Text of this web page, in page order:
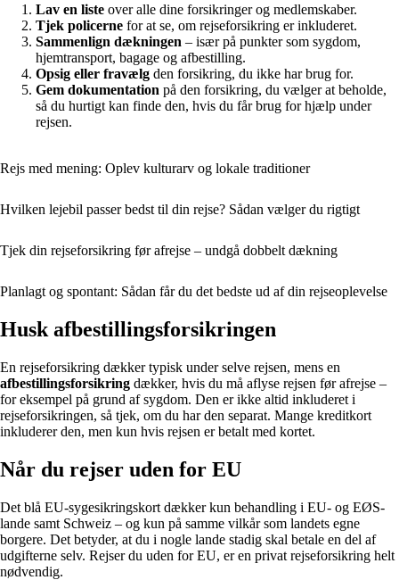
Lav en liste over alle dine forsikringer og medlemskaber.
Tjek policerne for at se, om rejseforsikring er inkluderet.
Sammenlign dækningen – især på punkter som sygdom,
hjemtransport, bagage og afbestilling.
Opsig eller fravælg den forsikring, du ikke har brug for.
Gem dokumentation på den forsikring, du vælger at beholde,
så du hurtigt kan finde den, hvis du får brug for hjælp under
rejsen.
Rejs med mening: Oplev kulturarv og lokale traditioner
Hvilken lejebil passer bedst til din rejse? Sådan vælger du rigtigt
Tjek din rejseforsikring før afrejse – undgå dobbelt dækning
Planlagt og spontant: Sådan får du det bedste ud af din rejseoplevelse
Husk afbestillingsforsikringen
En rejseforsikring dækker typisk under selve rejsen, mens en
afbestillingsforsikring dækker, hvis du må aflyse rejsen før afrejse –
for eksempel på grund af sygdom. Den er ikke altid inkluderet i
rejseforsikringen, så tjek, om du har den separat. Mange kreditkort
inkluderer den, men kun hvis rejsen er betalt med kortet.
Når du rejser uden for EU
Det blå EU-sygesikringskort dækker kun behandling i EU- og EØS-
lande samt Schweiz – og kun på samme vilkår som landets egne
borgere. Det betyder, at du i nogle lande stadig skal betale en del af
udgifterne selv. Rejser du uden for EU, er en privat rejseforsikring helt
nødvendig.